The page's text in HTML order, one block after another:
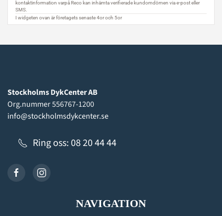
Stockholms DykCenter AB
Org.nummer 556767-1200
info@stockholmsdykcenter.se
Ring oss: 08 20 44 44
NAVIGATION